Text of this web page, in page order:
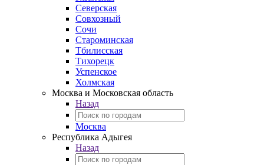
Северская
Совхозный
Сочи
Староминская
Тбилисская
Тихорецк
Успенское
Холмская
Москва и Московская область
Назад
Москва
Республика Адыгея
Назад